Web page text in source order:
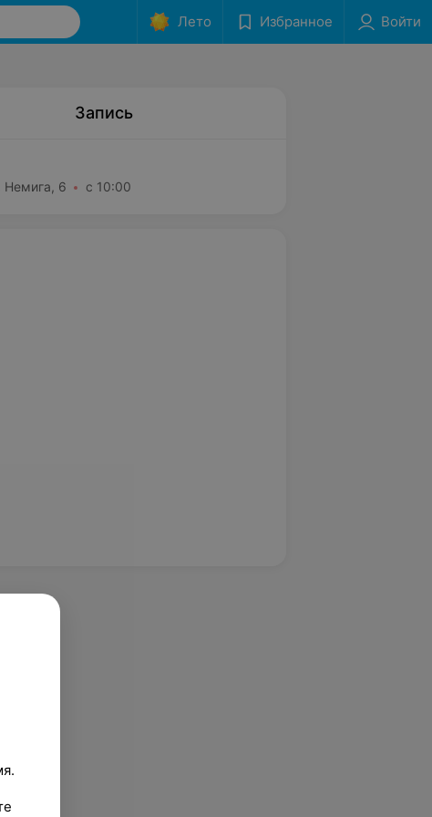
Лето Избранное Войти
Запись
Немига, 6 с 10:00